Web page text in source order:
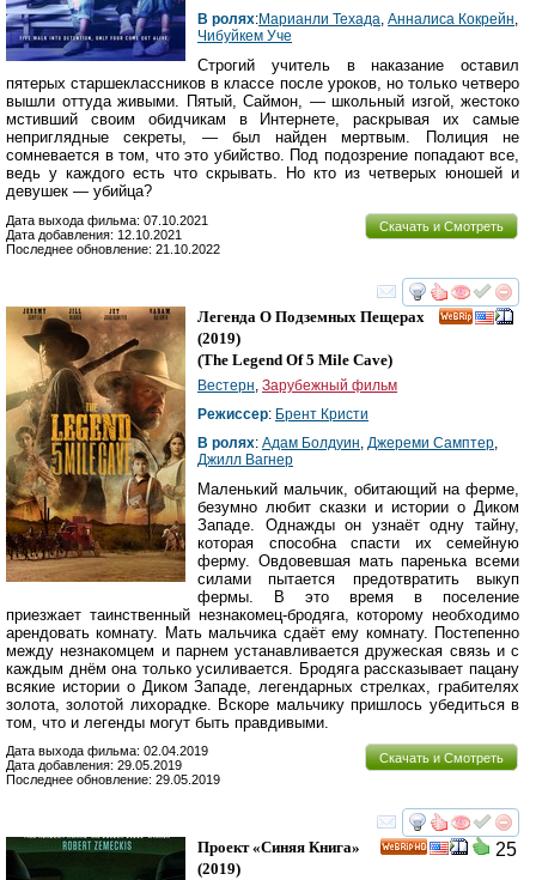
В ролях:Марианли Техада Анналиса Кокрейн
Чибуйкем Уче
Строгий учитель в наказание оставил
пятерых старшеклассников в классе после уроков, но только четверо
вышли оттуда живыми. Пятый, Саймон, — школьный изгой, жестоко
мстивший своим обидчикам в Интернете, раскрывая их самые
неприглядные секреты, — был найден мертвым. Полиция не
сомневается в том, что это убийство. Под подозрение попадают все,
ведь у каждого есть что скрывать. Но кто из четверых юношей и
девушек — убийца?
Скачать и Смотреть
Дата выхода фильма: 07.10.2021
Дата добавления: 12.10.2021
Последнее обновление: 21.10.2022
смотреть
Легенда О Подземных Пещерах
(2019)
(The Legend Of 5 Mile Cave)
Вестерн Зарубежный фильм
Режиссер: Брент Кристи
В ролях: Адам Болдуин Джереми Самптер
Джилл Вагнер
Маленький мальчик, обитающий на ферме,
безумно любит сказки и истории о Диком
Западе. Однажды он узнаёт одну тайну,
которая способна спасти их семейную
ферму. Овдовевшая мать паренька всеми
силами пытается предотвратить выкуп
фермы. В это время в поселение
приезжает таинственный незнакомец-бродяга, которому необходимо
арендовать комнату. Мать мальчика сдаёт ему комнату. Постепенно
между незнакомцем и парнем устанавливается дружеская связь и с
каждым днём она только усиливается. Бродяга рассказывает пацану
всякие истории о Диком Западе, легендарных стрелках, грабителях
золота, золотой лихорадке. Вскоре мальчику пришлось убедиться в
том, что и легенды могут быть правдивыми.
Скачать и Смотреть
Дата выхода фильма: 02.04.2019
Дата добавления: 29.05.2019
Последнее обновление: 29.05.2019
смотреть
25
Проект «Синяя Книга»
(2019)